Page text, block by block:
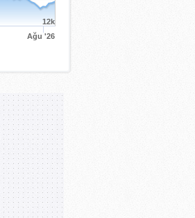
Ağu '26
12k